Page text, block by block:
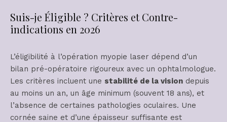
Suis-je Éligible ? Critères et Contre-
indications en 2026
L’éligibilité à l’opération myopie laser dépend d’un
bilan pré-opératoire rigoureux avec un ophtalmologue.
Les critères incluent une stabilité de la vision depuis
au moins un an, un âge minimum (souvent 18 ans), et
l’absence de certaines pathologies oculaires. Une
cornée saine et d’une épaisseur suffisante est